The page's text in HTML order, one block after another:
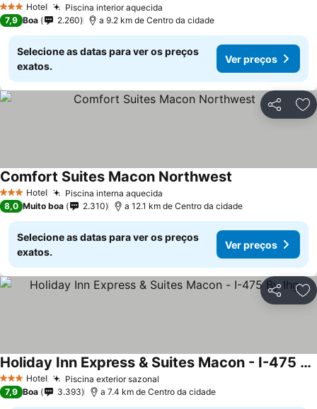
3 EstrelasHotel Piscina interior aquecida
7,9 Boa 2.260 a 9.2 km de Centro da cidade
Selecione as datas para ver os preços
exatos.
Ver preços
Partilhar
3 EstrelasHotel Piscina interna aquecida
Comfort Suites Macon Northwest
8,0 Muito boa 2.310 a 12.1 km de Centro da cidade
Selecione as datas para ver os preços
exatos.
Ver preços
Partilhar
3 EstrelasHotel Piscina exterior sazonal
Holiday Inn Express & Suites Macon - I-475 By Ihg
7,9 Boa 3.393 a 7.4 km de Centro da cidade